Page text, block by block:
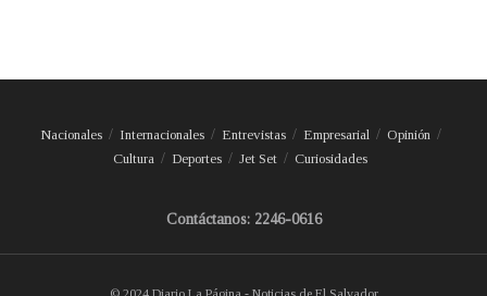
Nacionales Internacionales Entrevistas Empresarial
Opinión
Cultura
Deportes Jet Set Curiosidades
Contáctanos: 2246-0616